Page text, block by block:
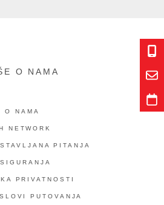
O NAMA
O NAMA
NETWORK
PITANJA
PRIVATNOSTI
PUTOVANJA